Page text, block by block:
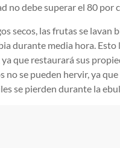
no debe superar el 80 por
secos, las frutas se lavan
durante media hora. Esto
que restaurará sus
no se pueden hervir, ya
se pierden durante la